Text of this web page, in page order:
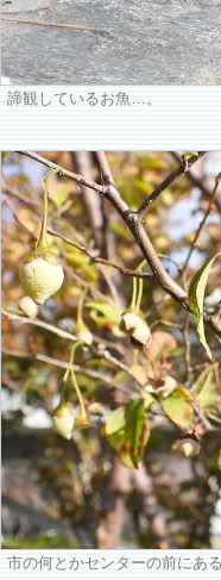
諦観しているお魚…。
市の何とかセンターの前にあ